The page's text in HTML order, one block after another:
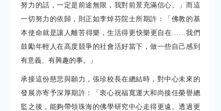
努力的話，一定是前途無限，我對前景充滿信心。」而這
一切努力的依歸，則正如李焯芬院士所期許：「佛教的基
本使命就是讓人離苦得樂，生活得更快樂更自在……我們
鼓勵年輕人在高度競爭的社會活好當下，做一些自己感到
有意義、有興趣的事。」
承接這份慈悲與願力，張珍校長在總結時，對中心未來的
發展亦寄予深厚期許：「衷心祝福寬運大和尚接任榮譽總
監之後，能夠帶領珠海的佛學研究中心走得更遠。透過更